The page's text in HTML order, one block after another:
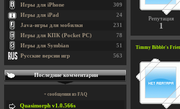
Репутация
1
Timmy Bibble's
309
Игры для iPhone
24
Игры для iPad
231
Java-игры для мобилки
78
Игры для КПК (Pocket PC)
51
Игры для Symbian
563
Русские версии игр
Последние комментарии
+ сообщения из FAQ
Quasimorph v1.0.566s